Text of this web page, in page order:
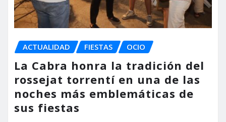
ACTUALIDAD FIESTAS OCIO
La Cabra honra la tradición del
rossejat torrentí en una de las
noches más emblemáticas de
sus fiestas